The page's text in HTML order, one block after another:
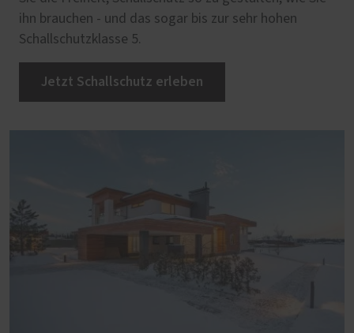
ihn brauchen - und das sogar bis zur sehr hohen
Schallschutzklasse 5.
Jetzt Schallschutz erleben